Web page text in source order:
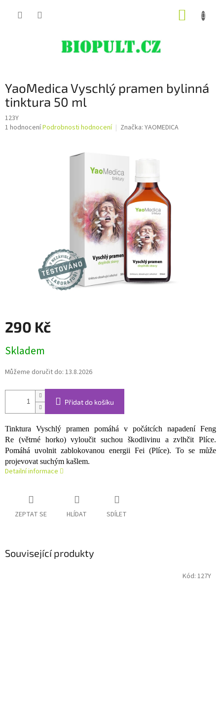
YaoMedica Vyschlý pramen bylinná
tinktura 50 ml
123Y
Průměrné
1 hodnoceníPodrobnosti hodnocení Značka: YAOMEDICA
290 Kč
cena:
Skladem
Můžeme doručit do: 13.8.2026
Přidat do košíku
Tinktura Vyschlý pramen pomáhá v počátcích napadení Feng
Re (větrné horko) vyloučit suchou škodlivinu a zvlhčit Plíce.
Pomáhá uvolnit zablokovanou energii Fei (Plíce). To se může
projevovat suchým kašlem.
Detailní informace
ZEPTAT SE HLÍDAT SDÍLET
Související produkty
Kód: 127Y